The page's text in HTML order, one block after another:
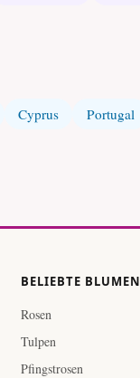
Cyprus Portugal
BELIEBTE BLUMEN
Rosen
Tulpen
Pfingstrosen